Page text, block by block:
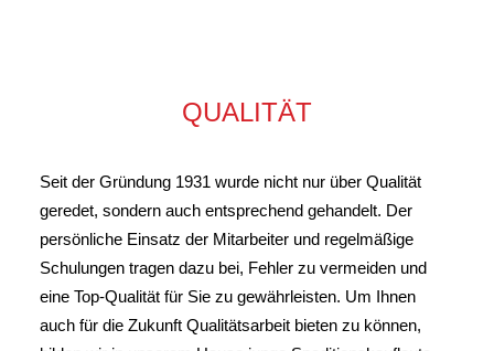
QUALITÄT
Seit der Gründung 1931 wurde nicht nur über Qualität
geredet, sondern auch entsprechend gehandelt. Der
persönliche Einsatz der Mitarbeiter und regelmäßige
Schulungen tragen dazu bei, Fehler zu vermeiden und
eine Top-Qualität für Sie zu gewährleisten. Um Ihnen
auch für die Zukunft Qualitätsarbeit bieten zu können,